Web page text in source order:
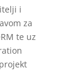
i
za
te uz